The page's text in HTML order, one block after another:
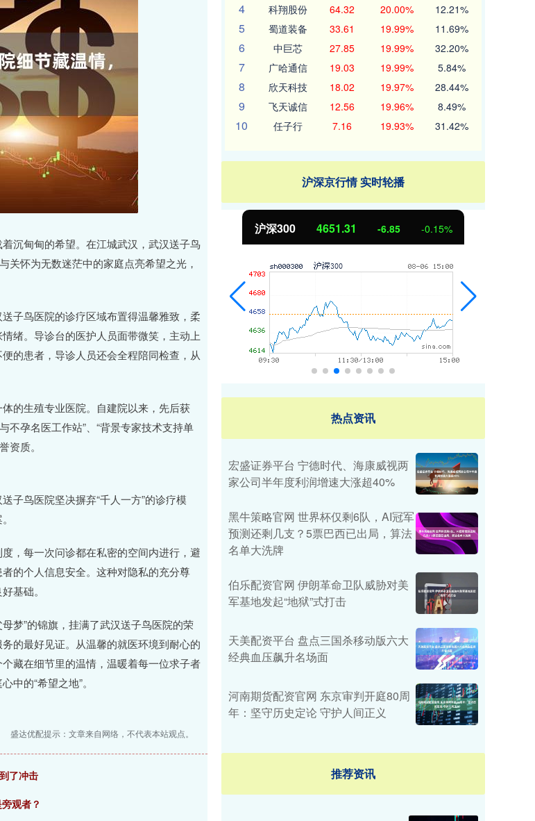
沉甸甸的希望。在江城武汉，武汉送子鸟
关怀为无数迷茫中的家庭点亮希望之光，
子鸟医院的诊疗区域布置得温馨雅致，柔
绪。导诊台的医护人员面带微笑，主动上
的患者，导诊人员还会全程陪同检查，从
的生殖专业医院。自建院以来，先后获
不孕名医工作站”、“背景专家技术支持单
资质。
子鸟医院坚决摒弃“千人一方”的诊疗模
，每一次问诊都在私密的空间内进行，避
的个人信息安全。这种对隐私的充分尊
基础。
梦”的锦旗，挂满了武汉送子鸟医院的荣
的最好见证。从温馨的就医环境到耐心的
藏在细节里的温情，温暖着每一位求子者
的“希望之地”。
盛达优配提示：文章来自网络，不代表本站观点。
了冲击
观者？
4 科翔股份 64.32 20.00% 12.21%
5 蜀道装备 33.61 19.99% 11.69%
6 中巨芯 27.85 19.99% 32.20%
7 广哈通信 19.03 19.99% 5.84%
8 欣天科技 18.02 19.97% 28.44%
9 飞天诚信 12.56 19.96% 8.49%
10 任子行 7.16 19.93% 31.42%
沪深京行情 实时轮播
北证50 1122.88 3.42 0.30%
热点资讯
宏盛证券平台 宁德时代、海康威视两
家公司半年度利润增速大涨超40%
黑牛策略官网 世界杯仅剩6队，AI冠军
预测还剩几支？5票巴西已出局，算法
名单大洗牌
伯乐配资官网 伊朗革命卫队威胁对美
军基地发起“地狱”式打击
天美配资平台 盘点三国杀移动版六大
经典血压飙升名场面
河南期货配资官网 东京审判开庭80周
年：坚守历史定论 守护人间正义
推荐资讯